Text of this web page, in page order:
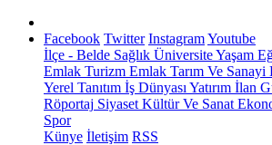
Facebook Twitter InstagramYoutube
İlçe - Belde Sağlık ÜniversiteYaşam
Emlak Turizm Emlak Tarım Ve Sanayi
Yerel Tanıtım İş Dünyası Yatırım İlan
Röportaj Siyaset Kültür Ve Sanat
Spor
Künye İletişim RSS